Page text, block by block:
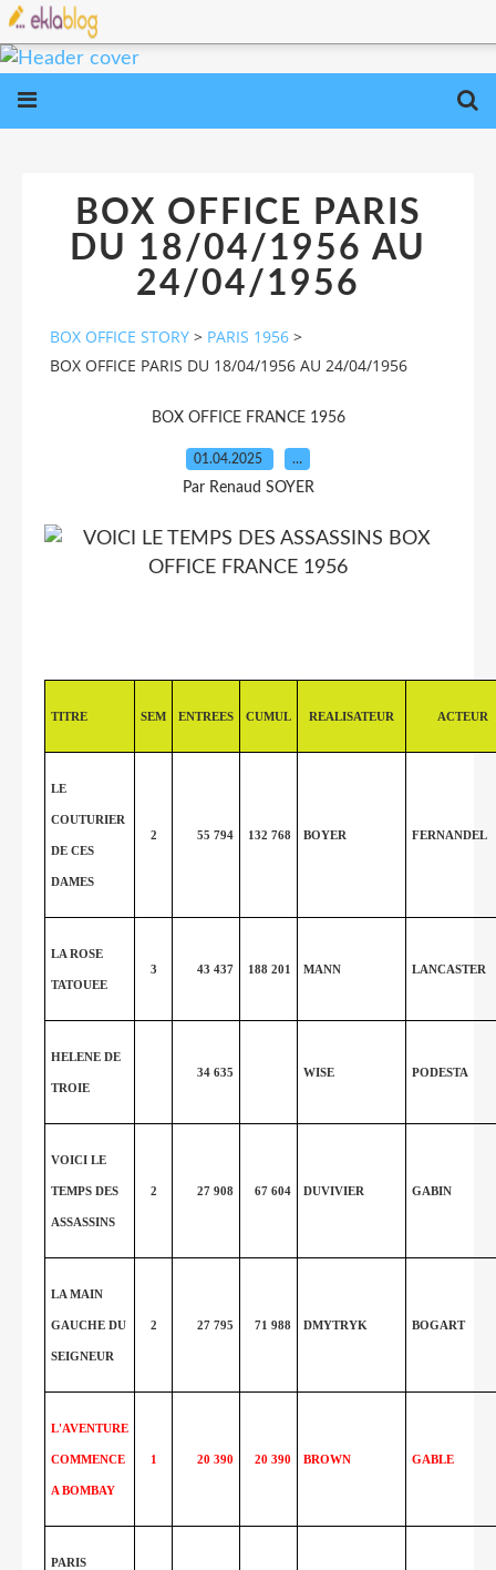
BOX OFFICE PARIS
DU 18/04/1956 AU
24/04/1956
BOX OFFICE STORY > PARIS 1956 >
BOX OFFICE PARIS DU 18/04/1956 AU 24/04/1956
BOX OFFICE FRANCE 1956
01.04.2025 …
Par Renaud SOYER
TITRE SEM ENTREES CUMUL REALISATEUR ACTEUR
LE
COUTURIER
DE CES
DAMES
2 55 794 132 768 BOYER FERNANDEL
LA ROSE
TATOUEE
3 43 437 188 201 MANN LANCASTER
HELENE DE
TROIE
34 635 WISE PODESTA
VOICI LE
TEMPS DES
ASSASSINS
2 27 908 67 604 DUVIVIER GABIN
LA MAIN
GAUCHE DU
SEIGNEUR
2 27 795 71 988 DMYTRYK BOGART
L'AVENTURE
COMMENCE
A BOMBAY
1 20 390 20 390 BROWN GABLE
PARIS